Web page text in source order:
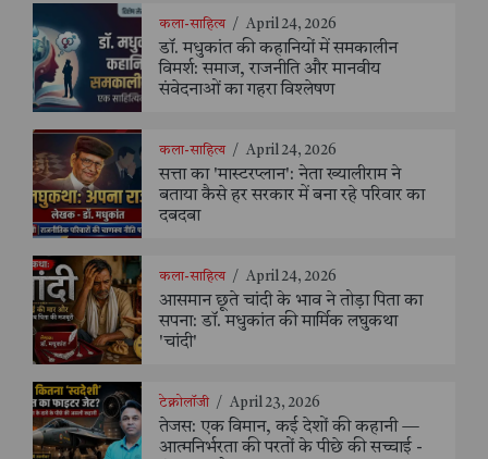
कला-साहित्य / April 24, 2026
डॉ. मधुकांत की कहानियों में समकालीन
विमर्श: समाज, राजनीति और मानवीय
संवेदनाओं का गहरा विश्लेषण
कला-साहित्य / April 24, 2026
सत्ता का 'मास्टरप्लान': नेता ख्यालीराम ने
बताया कैसे हर सरकार में बना रहे परिवार का
दबदबा
कला-साहित्य / April 24, 2026
आसमान छूते चांदी के भाव ने तोड़ा पिता का
सपना: डॉ. मधुकांत की मार्मिक लघुकथा
'चांदी'
टेक्नोलॉजी / April 23, 2026
तेजस: एक विमान, कई देशों की कहानी —
आत्मनिर्भरता की परतों के पीछे की सच्चाई -